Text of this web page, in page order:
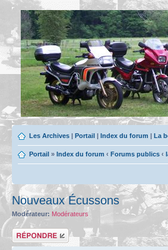
Les Archives | Portail | Index du forum | La
Portail » Index du forum ‹ Forums publics ‹
Nouveaux Écussons
Modérateur: Modérateurs
Répondre